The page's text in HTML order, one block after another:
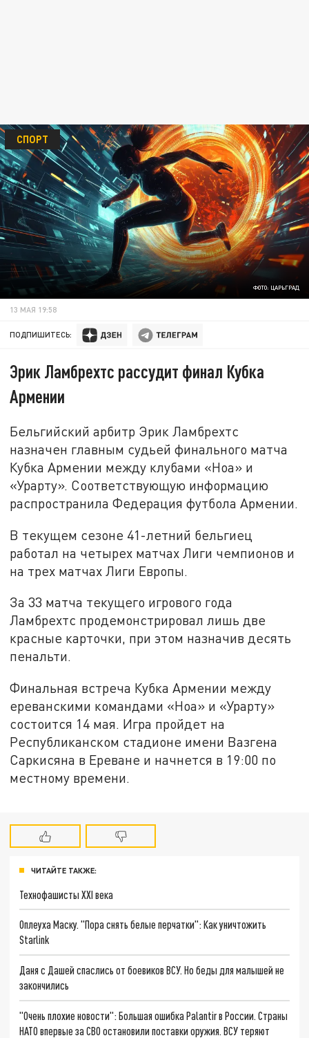
ФОТО: ЦАРЬГРАД
СПОРТ
13 МАЯ 19:58
ПОДПИШИТЕСЬ:
Эрик Ламбрехтс рассудит финал Кубка
Армении
Бельгийский арбитр Эрик Ламбрехтс
назначен главным судьей финального матча
Кубка Армении между клубами «Ноа» и
«Урарту». Соответствующую информацию
распространила Федерация футбола Армении.
В текущем сезоне 41-летний бельгиец
работал на четырех матчах Лиги чемпионов и
на трех матчах Лиги Европы.
За 33 матча текущего игрового года
Ламбрехтс продемонстрировал лишь две
красные карточки, при этом назначив десять
пенальти.
Финальная встреча Кубка Армении между
ереванскими командами «Ноа» и «Урарту»
состоится 14 мая. Игра пройдет на
Республиканском стадионе имени Вазгена
Саркисяна в Ереване и начнется в 19:00 по
местному времени.
ЧИТАЙТЕ ТАКЖЕ:
Технофашисты XXI века
Оплеуха Маску. "Пора снять белые перчатки": Как уничтожить
Starlink
Даня с Дашей спаслись от боевиков ВСУ. Но беды для малышей не
закончились
"Очень плохие новости": Большая ошибка Palantir в России. Страны
НАТО впервые за СВО остановили поставки оружия. ВСУ теряют